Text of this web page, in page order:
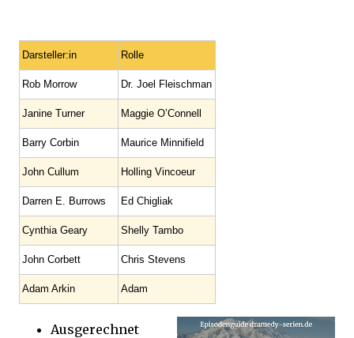
Darsteller:in Rolle
Rob Morrow Dr. Joel Fleischman
Janine Turner Maggie O’Connell
Barry Corbin Maurice Minnifield
John Cullum Holling Vincoeur
Darren E. Burrows Ed Chigliak
Cynthia Geary Shelly Tambo
John Corbett Chris Stevens
Adam Arkin Adam
Ausgerechnet